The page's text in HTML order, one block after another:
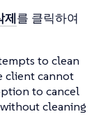
제를 클릭하여
to clean
client cannot
to cancel
cleaning